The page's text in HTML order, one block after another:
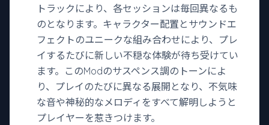
トラックにより、各セッションは毎回異なるも
のとなります。キャラクター配置とサウンドエ
フェクトのユニークな組み合わせにより、プレ
イするたびに新しい不穏な体験が待ち受けてい
ます。このModのサスペンス調のトーンによ
り、プレイのたびに異なる展開となり、不気味
な音や神秘的なメロディをすべて解明しようと
プレイヤーを惹きつけます。